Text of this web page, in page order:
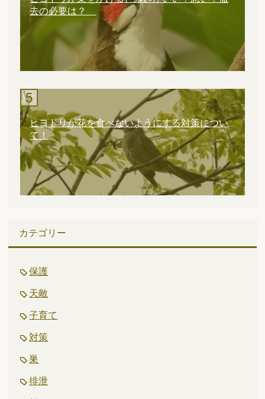
去の必要は？
ヒヨドリが花を食べないようにする対策につい
て！
カテゴリー
保護
天敵
子育て
対策
巣
排泄